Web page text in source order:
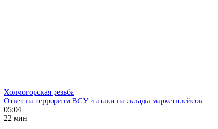
Холмогорская резьба
Ответ на терроризм ВСУ и атаки на склады маркетплейсов
05:04
22 мин